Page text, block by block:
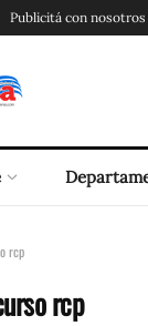
Publicitá con nosotros
rcp
rcp